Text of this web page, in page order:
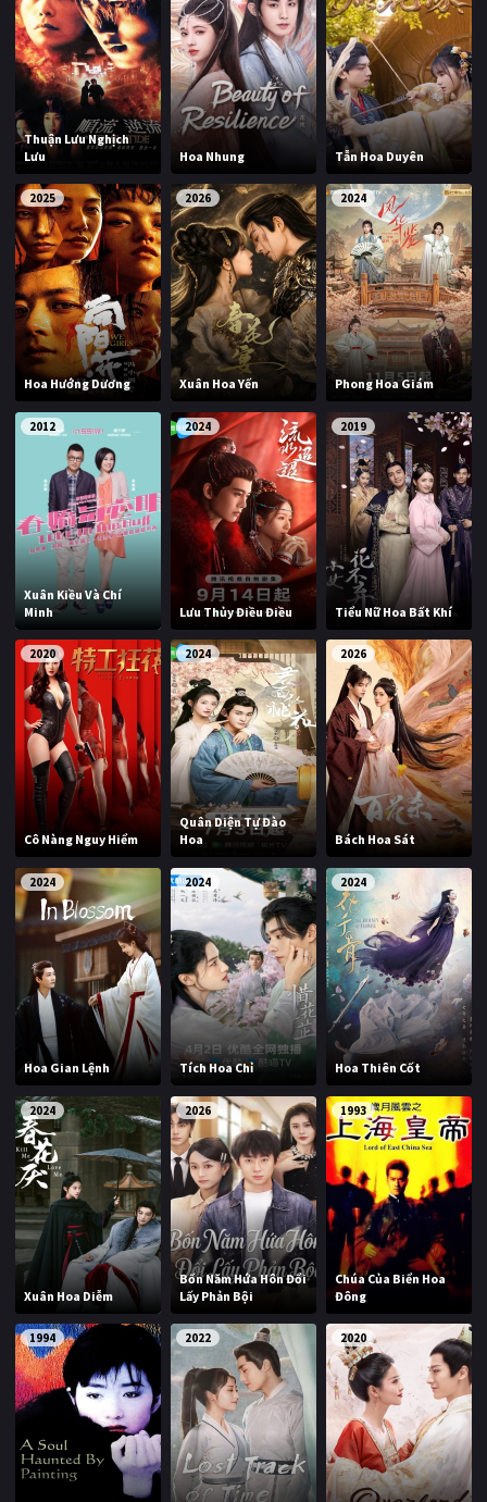
Thuận Lưu Nghịch
Lưu
Hoa Nhung Tẫn Hoa Duyên
2025
Hoa Hướng Dương
2026
Xuân Hoa Yến
2024
Phong Hoa Giám
2012
Xuân Kiều Và Chí
Minh
2024
Lưu Thủy Điều Điều
2019
Tiểu Nữ Hoa Bất Khí
2020
Cô Nàng Nguy Hiểm
2024
Quân Diện Tự Đào
Hoa
2026
Bách Hoa Sát
2024
Hoa Gian Lệnh
2024
Tích Hoa Chỉ
2024
Hoa Thiên Cốt
2024
Xuân Hoa Diễm
2026
Bốn Năm Hứa Hôn Đổi
Lấy Phản Bội
1993
Chúa Của Biển Hoa
Đông
1994 2022 2020